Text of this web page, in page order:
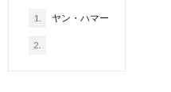
1. ヤン・ハマー
2.